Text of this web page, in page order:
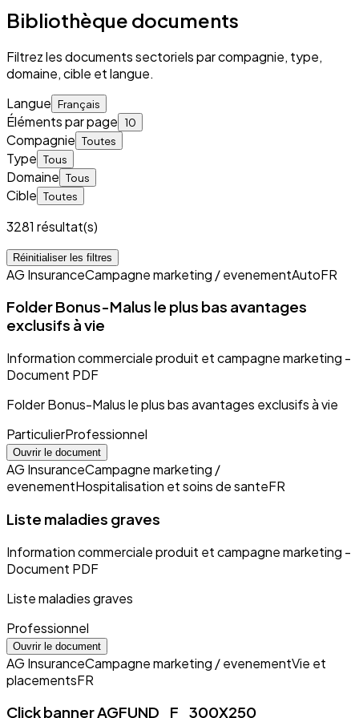
Bibliothèque documents
Filtrez les documents sectoriels par compagnie, type,
domaine, cible et langue.
Langue Français
Éléments par page 10
Compagnie Toutes
Type Tous
Domaine Tous
Cible Toutes
3281 résultat(s)
Réinitialiser les filtres
AG InsuranceCampagne marketing / evenementAutoFR
Folder Bonus-Malus le plus bas avantages
exclusifs à vie
Information commerciale produit et campagne marketing -
Document PDF
Folder Bonus-Malus le plus bas avantages exclusifs à vie
ParticulierProfessionnel
Ouvrir le document
AG InsuranceCampagne marketing /
evenementHospitalisation et soins de santeFR
Liste maladies graves
Information commerciale produit et campagne marketing -
Document PDF
Liste maladies graves
Professionnel
Ouvrir le document
AG InsuranceCampagne marketing / evenementVie et
placementsFR
Click banner AGFUND_F_300X250